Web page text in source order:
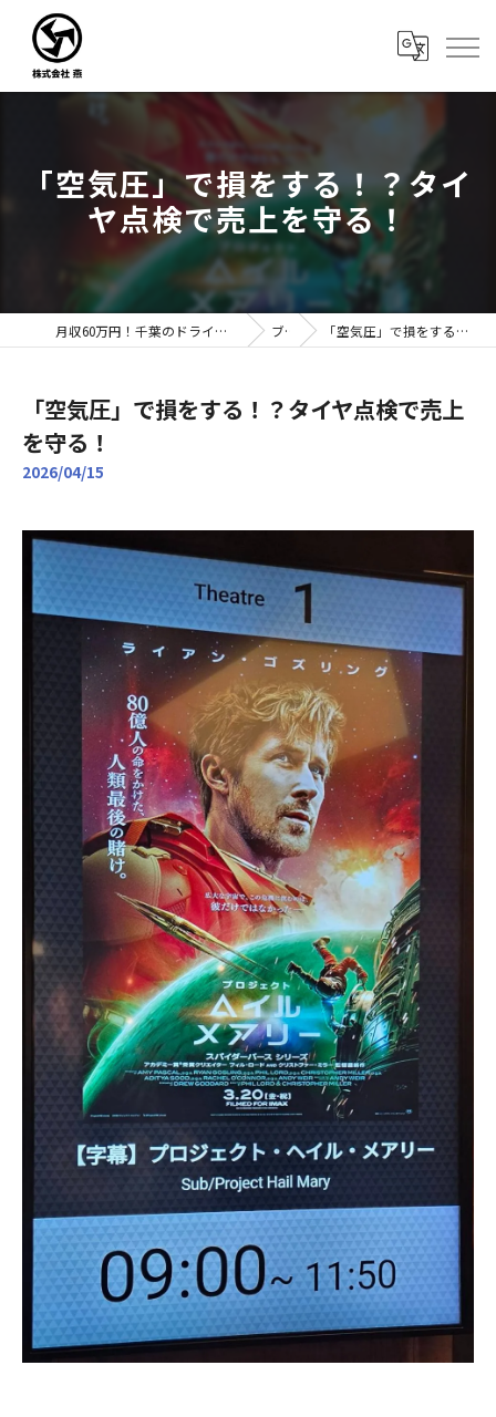
「空気圧」で損をする！？タイ
ヤ点検で売上を守る！
月収60万円！千葉のドライバー転職なら株式会社燕｜未経験歓迎 ブログ 「空気圧」で損をする！？タイヤ点検で売上を守る！
「空気圧」で損をする！？タイヤ点検で売上
を守る！
2026/04/15